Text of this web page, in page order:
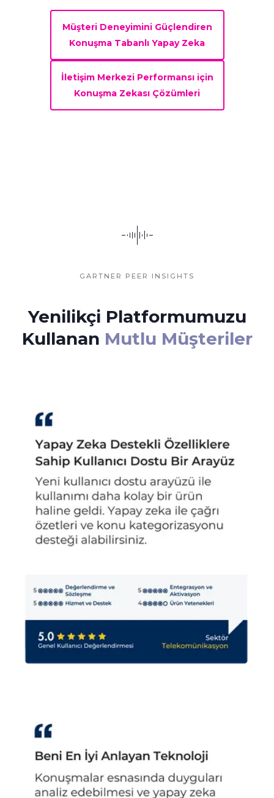
Müşteri Deneyimini Güçlendiren
Konuşma Tabanlı Yapay Zeka
İletişim Merkezi Performansı için
Konuşma Zekası Çözümleri
GARTNER PEER INSIGHTS
Yenilikçi Platformumuzu
Kullanan Mutlu Müşteriler